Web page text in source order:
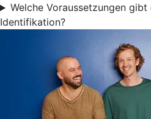
Welche Voraussetzungen
Identifikation?